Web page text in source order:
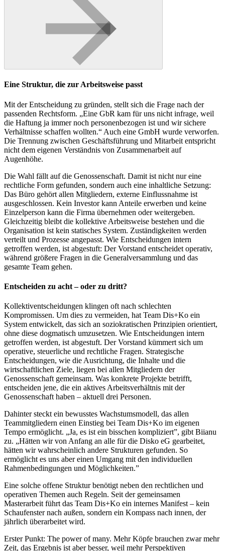
Eine Struktur, die zur Arbeitsweise passt
Mit der Entscheidung zu gründen, stellt sich die Frage nach der
passenden Rechtsform. „Eine GbR kam für uns nicht infrage, weil
die Haftung ja immer noch personenbezogen ist und wir sichere
Verhältnisse schaffen wollten.“ Auch eine GmbH wurde verworfen.
Die Trennung zwischen Geschäftsführung und Mitarbeit entspricht
nicht dem eigenen Verständnis von Zusammenarbeit auf
Augenhöhe.
Die Wahl fällt auf die Genossenschaft. Damit ist nicht nur eine
rechtliche Form gefunden, sondern auch eine inhaltliche Setzung:
Das Büro gehört allen Mitgliedern, externe Einflussnahme ist
ausgeschlossen. Kein Investor kann Anteile erwerben und keine
Einzelperson kann die Firma übernehmen oder weitergeben.
Gleichzeitig bleibt die kollektive Arbeitsweise bestehen und die
Organisation ist kein statisches System. Zuständigkeiten werden
verteilt und Prozesse angepasst. Wie Entscheidungen intern
getroffen werden, ist abgestuft: Der Vorstand entscheidet operativ,
während größere Fragen in die Generalversammlung und das
gesamte Team gehen.
Entscheiden zu acht – oder zu dritt?
Kollektiventscheidungen klingen oft nach schlechten
Kompromissen. Um dies zu vermeiden, hat Team Dis+Ko ein
System entwickelt, das sich an soziokratischen Prinzipien orientiert,
ohne diese dogmatisch umzusetzen. Wie Entscheidungen intern
getroffen werden, ist abgestuft. Der Vorstand kümmert sich um
operative, steuerliche und rechtliche Fragen. Strategische
Entscheidungen, wie die Ausrichtung, die Inhalte und die
wirtschaftlichen Ziele, liegen bei allen Mitgliedern der
Genossenschaft gemeinsam. Was konkrete Projekte betrifft,
entscheiden jene, die ein aktives Arbeitsverhältnis mit der
Genossenschaft haben – aktuell drei Personen.
Dahinter steckt ein bewusstes Wachstumsmodell, das allen
Teammitgliedern einen Einstieg bei Team Dis+Ko im eigenen
Tempo ermöglicht. „Ja, es ist ein bisschen kompliziert”, gibt Biianu
zu. „Hätten wir von Anfang an alle für die Disko eG gearbeitet,
hätten wir wahrscheinlich andere Strukturen gefunden. So
ermöglicht es uns aber einen Umgang mit den individuellen
Rahmenbedingungen und Möglichkeiten.”
Eine solche offene Struktur benötigt neben den rechtlichen und
operativen Themen auch Regeln. Seit der gemeinsamen
Masterarbeit führt das Team Dis+Ko ein internes Manifest – kein
Schaufenster nach außen, sondern ein Kompass nach innen, der
jährlich überarbeitet wird.
Erster Punkt: The power of many. Mehr Köpfe brauchen zwar mehr
Zeit, das Ergebnis ist aber besser, weil mehr Perspektiven